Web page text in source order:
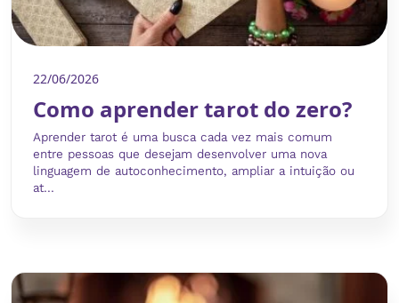
22/06/2026
Como aprender tarot do zero?
Aprender tarot é uma busca cada vez mais comum
entre pessoas que desejam desenvolver uma nova
linguagem de autoconhecimento, ampliar a intuição ou
at...